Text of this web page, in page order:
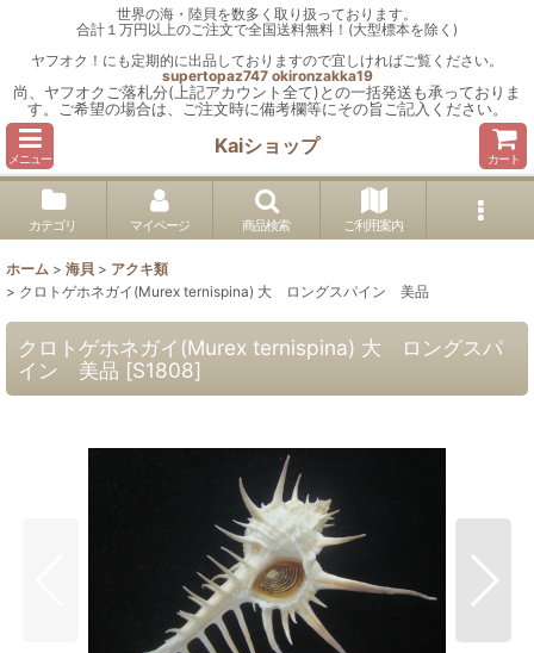
世界の海・陸貝を数多く取り扱っております。
合計１万円以上のご注文で全国送料無料！(大型標本を除く)
ヤフオク！にも定期的に出品しておりますので宜しければご覧ください。
supertopaz747 okironzakka19
尚、ヤフオクご落札分(上記アカウント全て)との一括発送も承っておりま
す。ご希望の場合は、ご注文時に備考欄等にその旨ご記入ください。
メニュー
Kaiショップ
カート
カテゴリ マイページ 商品検索 ご利用案内
ホーム > 海貝 > アクキ類
> クロトゲホネガイ(Murex ternispina) 大 ロングスパイン 美品
クロトゲホネガイ(Murex ternispina) 大 ロングスパ
イン 美品 [S1808]